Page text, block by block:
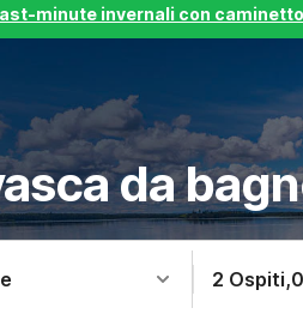
minute invernali con
da
2 Ospiti,